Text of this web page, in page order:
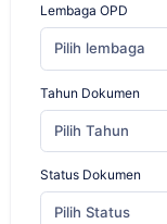
Lembaga OPD
Pilih lembaga
Tahun Dokumen
Pilih Tahun
Status Dokumen
Pilih Status